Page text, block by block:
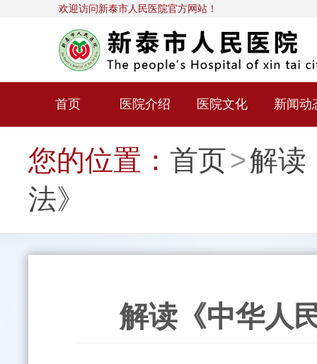
欢迎访问新泰市人民医院官方网站！
首页 医院介绍 医院文化 新闻动
您的位置： 首页>解读
法》
解读《中华人